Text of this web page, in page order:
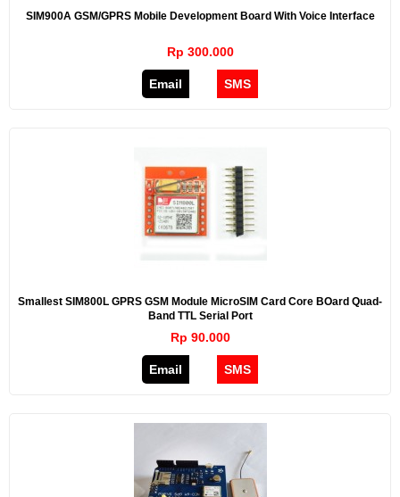
SIM900A GSM/GPRS Mobile Development Board With Voice Interface
Rp 300.000
Email SMS
Smallest SIM800L GPRS GSM Module MicroSIM Card Core BOard Quad-
Band TTL Serial Port
Rp 90.000
Email SMS